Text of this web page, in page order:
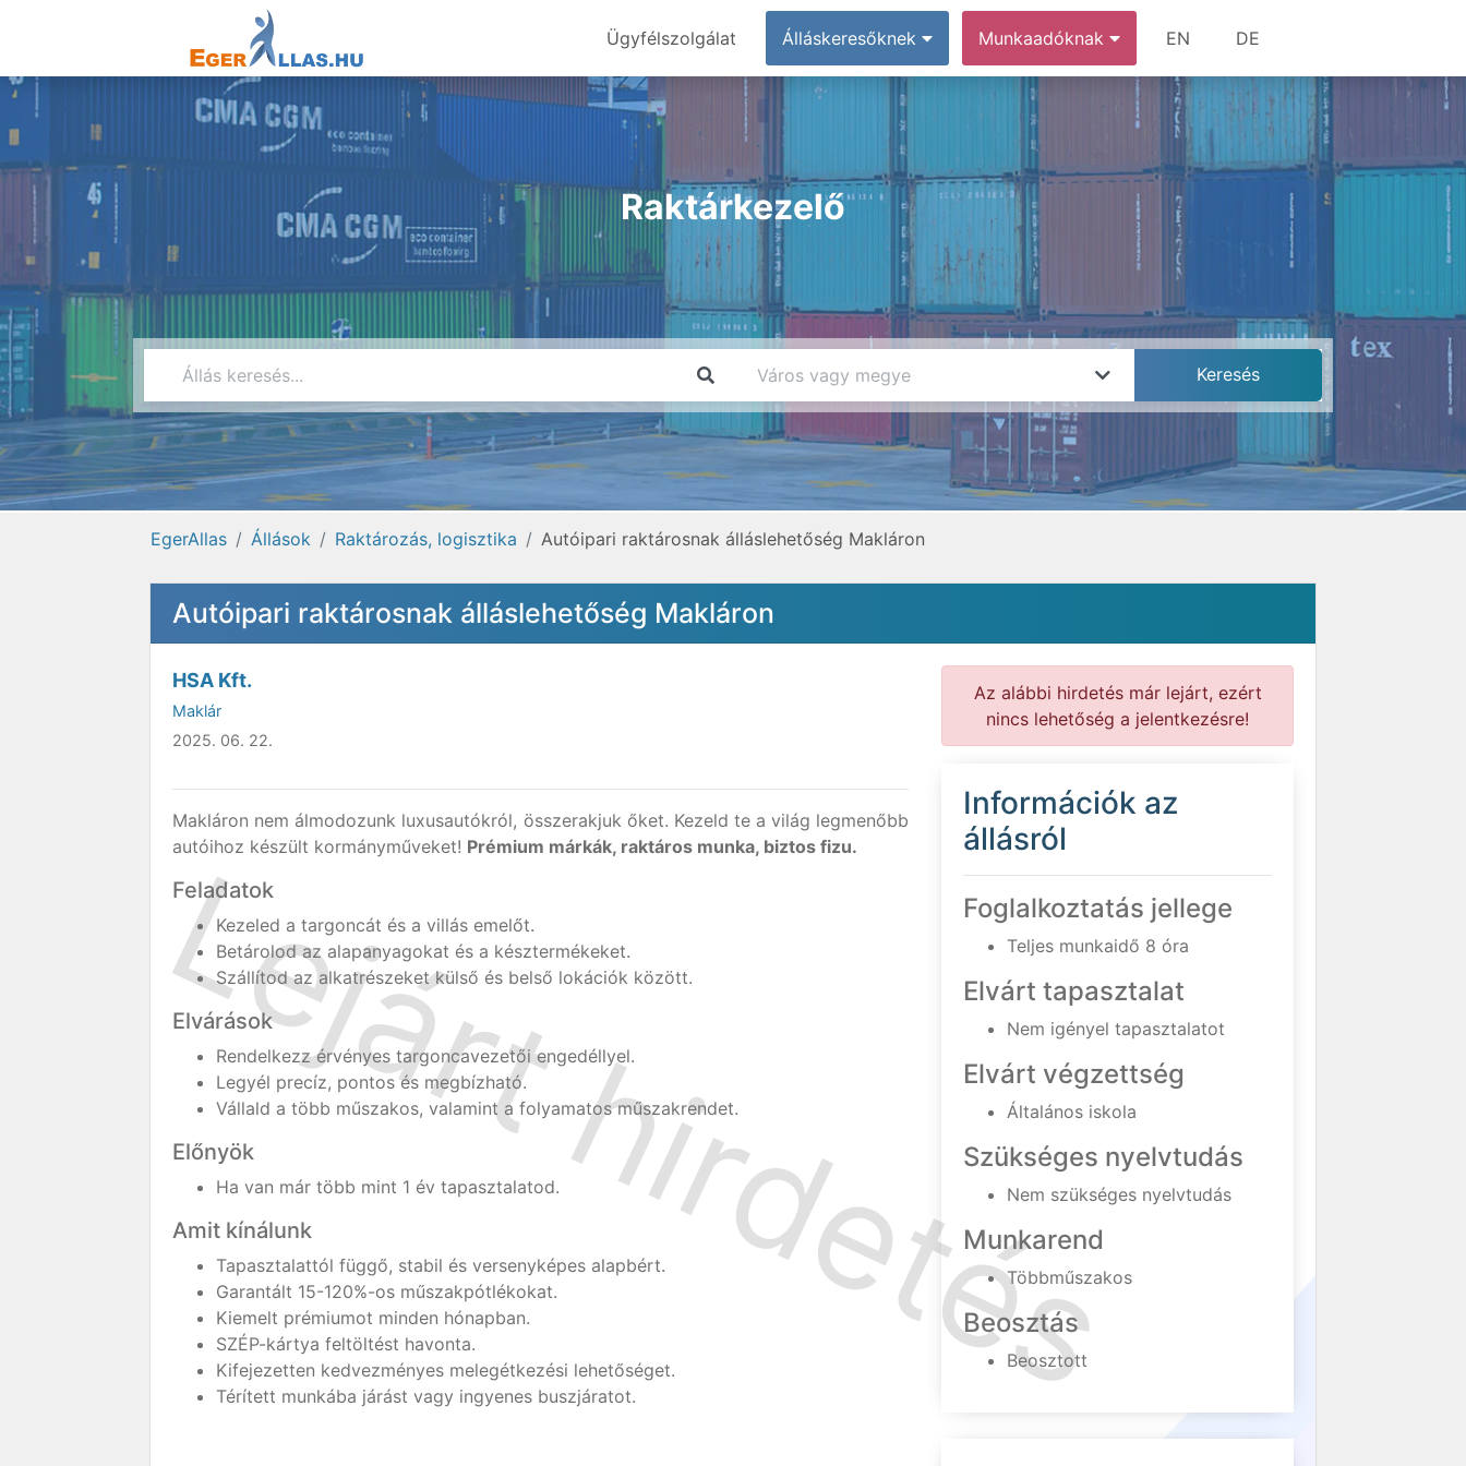
Ügyfélszolgálat Álláskeresőknek Munkaadóknak EN DE
Raktárkezelő
EgerAllas Állások Raktározás, logisztika Autóipari raktárosnak álláslehetőség Makláron
Autóipari raktárosnak álláslehetőség Makláron
HSA Kft.
Maklár
2025. 06. 22.
Makláron nem álmodozunk luxusautókról, összerakjuk őket. Kezeld te a világ legmenőbb
autóihoz készült kormányműveket! Prémium márkák, raktáros munka, biztos fizu.
Feladatok
Kezeled a targoncát és a villás emelőt.
Betárolod az alapanyagokat és a késztermékeket.
Szállítod az alkatrészeket külső és belső lokációk között.
Elvárások
Rendelkezz érvényes targoncavezetői engedéllyel.
Legyél precíz, pontos és megbízható.
Vállald a több műszakos, valamint a folyamatos műszakrendet.
Előnyök
Ha van már több mint 1 év tapasztalatod.
Amit kínálunk
Tapasztalattól függő, stabil és versenyképes alapbért.
Garantált 15-120%-os műszakpótlékokat.
Kiemelt prémiumot minden hónapban.
SZÉP-kártya feltöltést havonta.
Kifejezetten kedvezményes melegétkezési lehetőséget.
Térített munkába járást vagy ingyenes buszjáratot.
Az alábbi hirdetés már lejárt, ezért
nincs lehetőség a jelentkezésre!
Információk az
állásról
Foglalkoztatás jellege
Teljes munkaidő 8 óra
Elvárt tapasztalat
Nem igényel tapasztalatot
Elvárt végzettség
Általános iskola
Szükséges nyelvtudás
Nem szükséges nyelvtudás
Munkarend
Többműszakos
Beosztás
Beosztott